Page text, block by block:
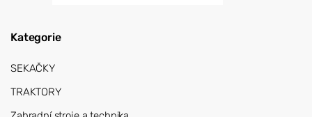
Kategorie
SEKAČKY
TRAKTORY